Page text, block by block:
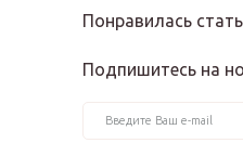
Понравилась
Подпишитесь на